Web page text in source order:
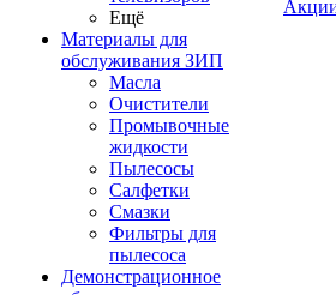
Ещё
Материалы для
обслуживания ЗИП
Масла
Очистители
Промывочные
жидкости
Пылесосы
Салфетки
Смазки
Фильтры для
пылесоса
Демонстрационное